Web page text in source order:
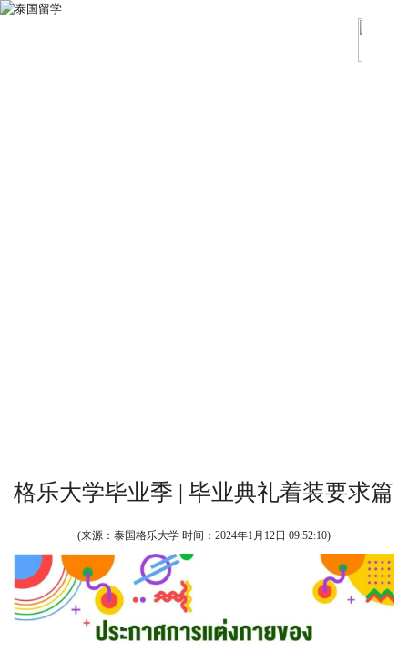
格乐大学毕业季 | 毕业典礼着装要求篇
(来源：泰国格乐大学 时间： 2024年1月12日 09:52:10)